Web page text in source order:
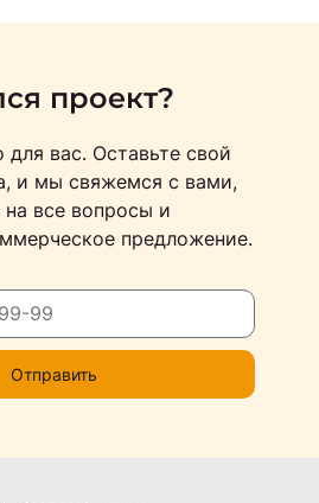
проект?
для вас. Оставьте свой
и мы свяжемся с вами,
на все вопросы и
предложение.
Отправить